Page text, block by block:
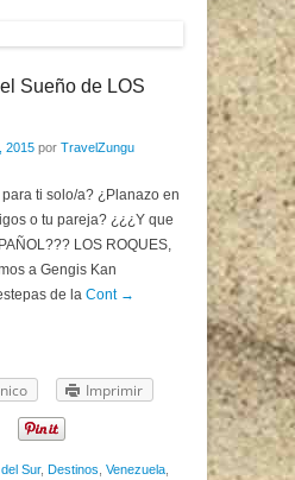
Sueño de LOS
2015 por TravelZungu
ti solo/a? ¿Planazo en
o tu pareja? ¿¿¿Y que
LOS ROQUES,
a Gengis Kan
de la Cont →
Imprimir
Sur, Destinos Venezuela